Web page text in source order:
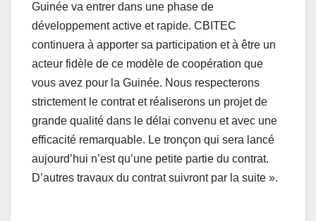
Guinée va entrer dans une phase de
développement active et rapide. CBITEC
continuera à apporter sa participation et à être un
acteur fidèle de ce modèle de coopération que
vous avez pour la Guinée. Nous respecterons
strictement le contrat et réaliserons un projet de
grande qualité dans le délai convenu et avec une
efficacité remarquable. Le tronçon qui sera lancé
aujourd’hui n’est qu’une petite partie du contrat.
D’autres travaux du contrat suivront par la suite ».